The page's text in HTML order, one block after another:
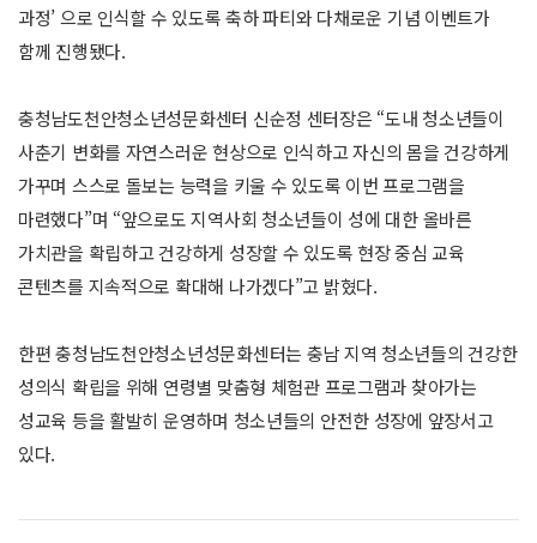
과정’ 으로 인식할 수 있도록 축하 파티와 다채로운 기념 이벤트가
함께 진행됐다.
충청남도천안청소년성문화센터 신순정 센터장은 “도내 청소년들이
사춘기 변화를 자연스러운 현상으로 인식하고 자신의 몸을 건강하게
가꾸며 스스로 돌보는 능력을 키울 수 있도록 이번 프로그램을
마련했다”며 “앞으로도 지역사회 청소년들이 성에 대한 올바른
가치관을 확립하고 건강하게 성장할 수 있도록 현장 중심 교육
콘텐츠를 지속적으로 확대해 나가겠다”고 밝혔다.
한편 충청남도천안청소년성문화센터는 충남 지역 청소년들의 건강한
성의식 확립을 위해 연령별 맞춤형 체험관 프로그램과 찾아가는
성교육 등을 활발히 운영하며 청소년들의 안전한 성장에 앞장서고
있다.